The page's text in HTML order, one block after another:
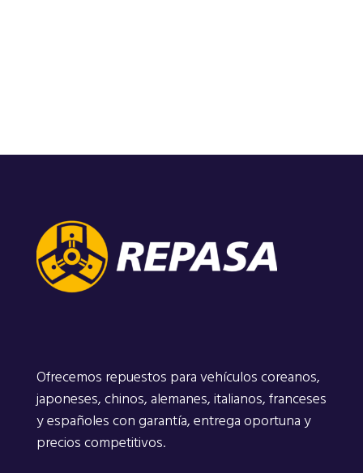
Ofrecemos repuestos para vehículos coreanos,
japoneses, chinos, alemanes, italianos, franceses
y españoles con garantía, entrega oportuna y
precios competitivos.